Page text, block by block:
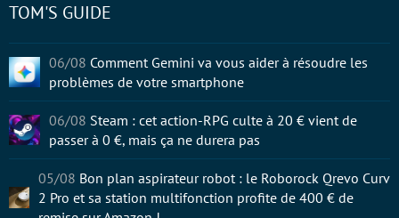
TOM'S GUIDE
06/08 Comment Gemini va vous aider à résoudre les
problèmes de votre smartphone
06/08 Steam : cet action-RPG culte à 20 € vient de
passer à 0 €, mais ça ne durera pas
05/08 Bon plan aspirateur robot : le Roborock Qrevo Curv
2 Pro et sa station multifonction profite de 400 € de